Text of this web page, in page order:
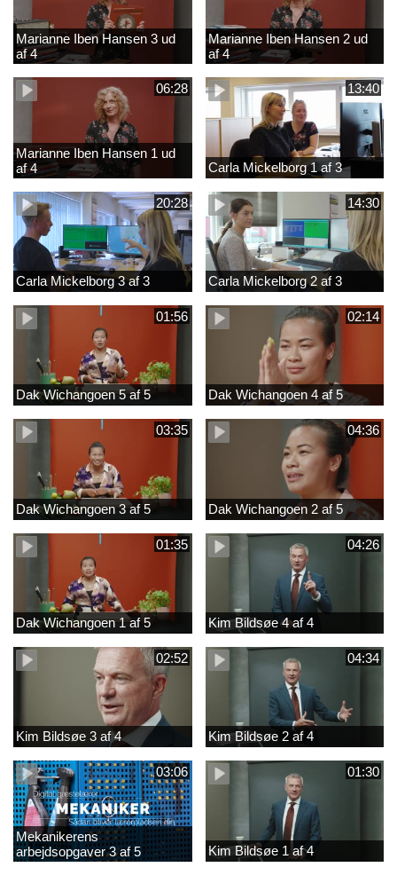
Marianne Iben Hansen 3 ud
af 4
Marianne Iben Hansen 2 ud
af 4
06:28
Marianne Iben Hansen 1 ud
af 4
13:40
Carla Mickelborg 1 af 3
20:28
Carla Mickelborg 3 af 3
14:30
Carla Mickelborg 2 af 3
01:56
Dak Wichangoen 5 af 5
02:14
Dak Wichangoen 4 af 5
03:35
Dak Wichangoen 3 af 5
04:36
Dak Wichangoen 2 af 5
01:35
Dak Wichangoen 1 af 5
04:26
Kim Bildsøe 4 af 4
02:52
Kim Bildsøe 3 af 4
04:34
Kim Bildsøe 2 af 4
03:06
Mekanikerens
arbejdsopgaver 3 af 5
(lærepladssøgning)
01:30
Kim Bildsøe 1 af 4